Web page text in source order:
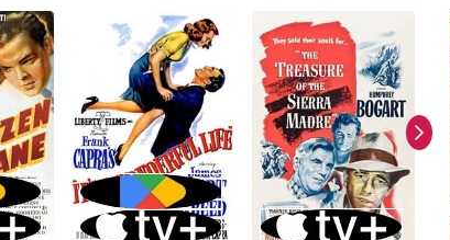
var mı?
filmi bulunmamaktadır.